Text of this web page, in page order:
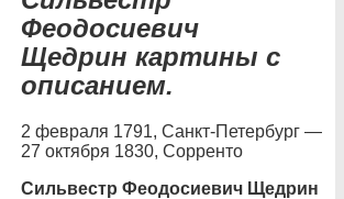
Феодосиевич
Щедрин картины с
описанием.
2 февраля 1791, Санкт-Петербург —
27 октября 1830, Сорренто
Сильвестр Феодосиевич Щедрин